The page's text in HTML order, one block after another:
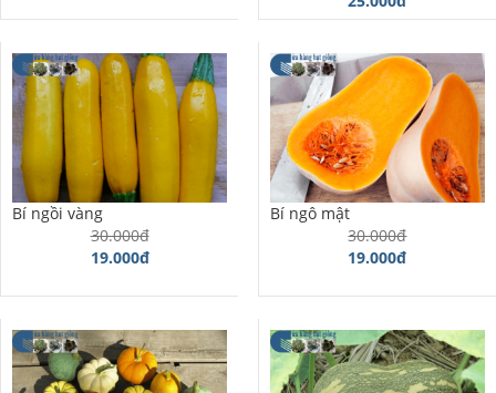
Bí ngồi vàng
30.000đ
19.000đ
Bí ngô mật
30.000đ
19.000đ